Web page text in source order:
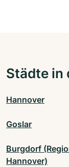
Städte in
Hannover
Goslar
Burgdorf
Hannover)